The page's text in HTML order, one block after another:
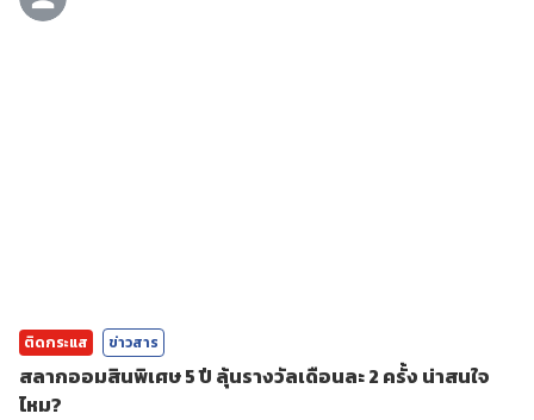
ติดกระแส ข่าวสาร
สลากออมสินพิเศษ 5 ปี ลุ้นรางวัลเดือนละ 2 ครั้ง น่าสนใจ
ไหม?